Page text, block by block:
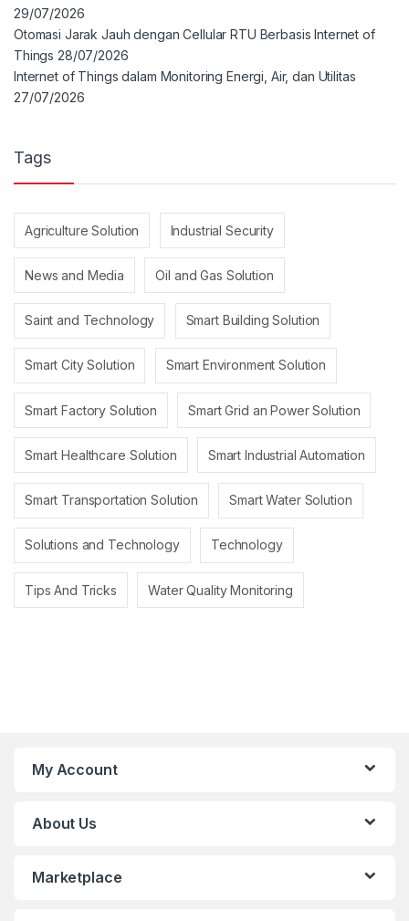
29/07/2026
Otomasi Jarak Jauh dengan Cellular RTU Berbasis Internet of
Things 28/07/2026
Internet of Things dalam Monitoring Energi, Air, dan Utilitas
27/07/2026
Tags
Agriculture Solution Industrial Security
News and Media Oil and Gas Solution
Saint and Technology Smart Building Solution
Smart City Solution Smart Environment Solution
Smart Factory Solution Smart Grid an Power Solution
Smart Healthcare Solution Smart Industrial Automation
Smart Transportation Solution Smart Water Solution
Solutions and Technology Technology
Tips And Tricks Water Quality Monitoring
My Account
About Us
Marketplace